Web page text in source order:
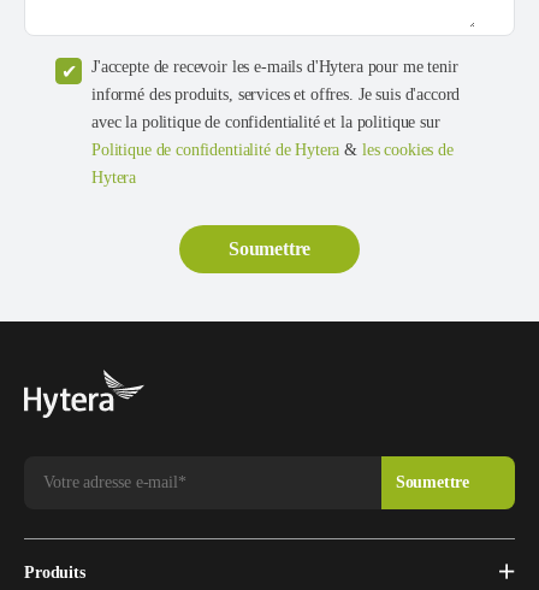
J'accepte de recevoir les e-mails d'Hytera pour me tenir
informé des produits, services et offres. Je suis d'accord
avec la politique de confidentialité et la politique sur
Politique de confidentialité de Hytera & les cookies de
Hytera
Produits